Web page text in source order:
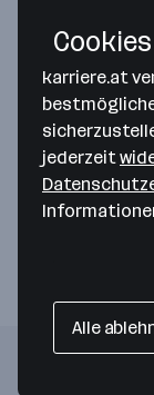
ALPITRONIC
Bozner-Boden-
39100 Bozen |
Webseite
karriere.at
jederzeit
Alle